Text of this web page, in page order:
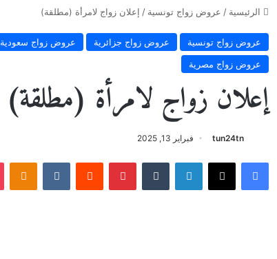
الرئيسية / عروض زواج تونسية / إعلان زواج لامرأة (مطلقة)
عروض زواج تونسية عروض زواج جزائرية عروض زواج سعودية
عروض زواج مصرية
إعلان زواج لامرأة (مطلقة)
tun24tn فبراير 13, 2025
فيسبوك لينكدإن بينتيريست